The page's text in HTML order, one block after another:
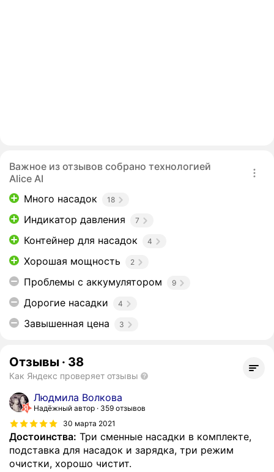
Важное из отзывов собрано технологией
Alice AI
Много насадок
18
Индикатор давления 7
Контейнер для насадок 4
Хорошая мощность 2
Проблемы с аккумулятором 9
Дорогие насадки 4
Завышенная цена 3
Отзывы · 38
Как Яндекс проверяет отзывы
Людмила Волкова
Надёжный автор
359 отзывов
30 марта 2021
Достоинства: Три сменные насадки в комплекте,
подставка для насадок и зарядка, три режим
очистки, хорошо чистит.